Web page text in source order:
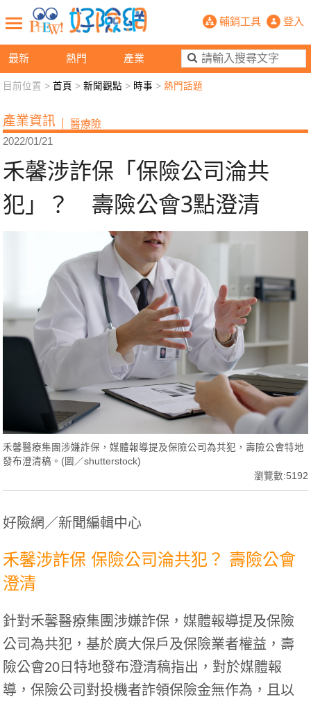
最新 熱門 產業
禾馨涉詐保「保險公司淪共犯」
輔銷工具 登入
新聞觀點 業務交流 好險懂生活
退休先準備 好險學堂 輔銷工具 活動專區
目前位置 >首頁 >新聞觀點 > 時事 >熱門話題
產業資訊 醫療險
2022/01/21
禾馨涉詐保「保險公司淪共
犯」？ 壽險公會3點澄清
禾馨醫療集團涉嫌詐保，媒體報導提及保險公司為共犯，壽險公會特地
發布澄清稿。(圖／shutterstock)
瀏覽數:5192
好險網／新聞編輯中心
禾馨涉詐保 保險公司淪共犯？ 壽險公會
澄清
針對禾馨醫療集團涉嫌詐保，媒體報導提及保險
公司為共犯，基於廣大保戶及保險業者權益，壽
險公會20日特地發布澄清稿指出，對於媒體報
導，保險公司對投機者詐領保險金無作為，且以